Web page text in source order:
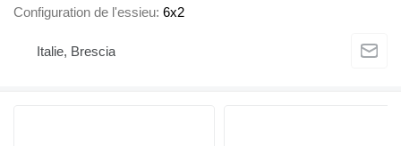
Configuration de l'essieu 6x2
Italie, Brescia